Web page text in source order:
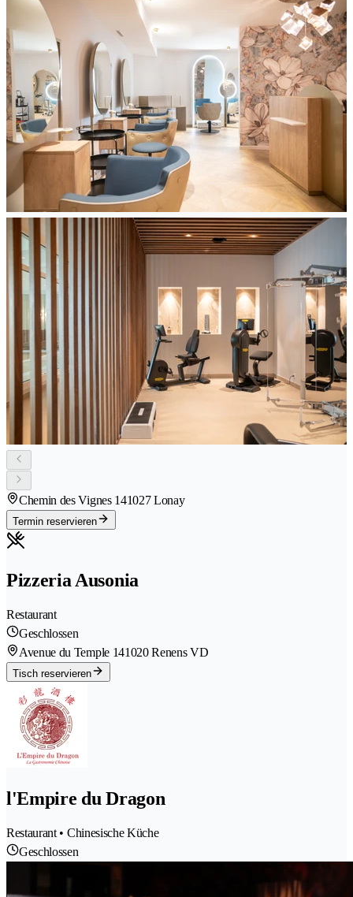
Chemin des Vignes 141027 Lonay
Termin reservieren
Pizzeria Ausonia
Restaurant
Geschlossen
Avenue du Temple 141020 Renens VD
Tisch reservieren
l'Empire du Dragon
Restaurant • Chinesische Küche
Geschlossen